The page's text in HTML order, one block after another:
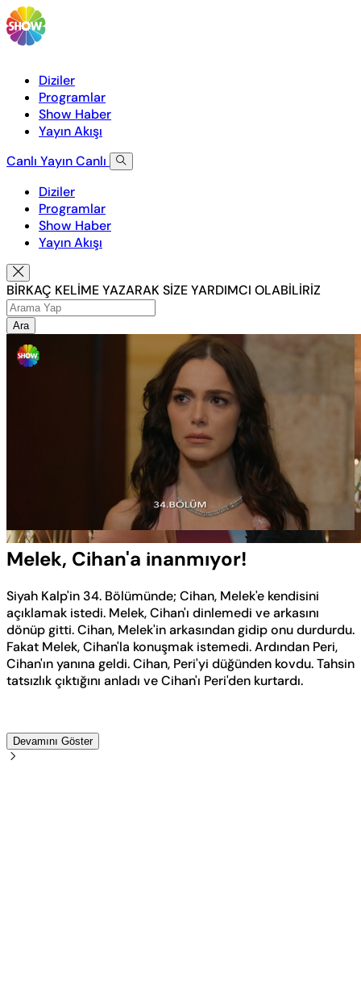
Diziler
Programlar
Show Haber
Yayın Akışı
Canlı YayınCanlı
Diziler
Programlar
Show Haber
Yayın Akışı
BİRKAÇ KELİME YAZARAK SİZE YARDIMCI OLABİLİRİZ
Ara
Aç
Oynatma
Hızı
Melek, Cihan'a inanmıyor!
Siyah Kalp'in 34. Bölümünde; Cihan, Melek'e kendisini
açıklamak istedi. Melek, Cihan'ı dinlemedi ve arkasını
dönüp gitti. Cihan, Melek'in arkasından gidip onu durdurdu.
Fakat Melek, Cihan'la konuşmak istemedi. Ardından Peri,
Cihan'ın yanına geldi. Cihan, Peri'yi düğünden kovdu. Tahsin
tatsızlık çıktığını anladı ve Cihan'ı Peri'den kurtardı.
Devamını Göster